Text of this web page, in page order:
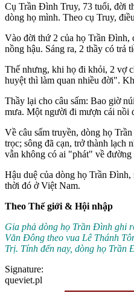
Cụ Trần Đình Truy, 73 tuổi, đời
dòng họ mình. Theo cụ Truy,
Vào đời thứ 2 của họ Trần Đình,
nồng hậu. Sáng ra, 2 thầy có trả
Thế nhưng, khi họ đi khỏi, 2 vợ
huyệt thì làm quan nhiều đời".
Thầy lại cho câu sấm: Bao giờ
mưa. Một người đi mượn cái nồi
Về câu sấm truyền, dòng họ
trọc; sông đã cạn, trở thành
vẫn không có ai "phát" về đường
Hậu duệ của dòng họ Trần
thời đó ở Việt Nam.
Theo Thế giới & Hội nhập
Gia phả dòng họ Trần Đình ghi
Văn Đông theo vua Lê Thánh
Trị. Tính đến nay, dòng họ Trần
Signature:
queviet.pl